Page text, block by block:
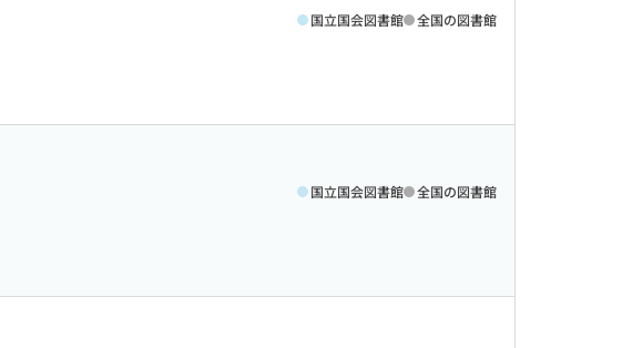
国立国会図書館 全国の図書館
国立国会図書館 全国の図書館